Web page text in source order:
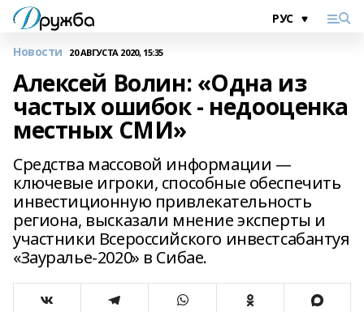
Новости 20 АВГУСТА 2020, 15:35
Алексей Волин: «Одна из
частых ошибок - недооценка
местных СМИ»
Средства массовой информации —
ключевые игроки, способные обеспечить
инвестиционную привлекательность
региона, высказали мнение эксперты и
участники Всероссийского инвестсабантуя
«Зауралье-2020» в Сибае.